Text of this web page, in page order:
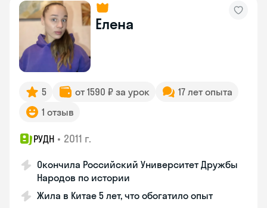
Елена
5 от 1590 ₽ за урок
17 лет опыта
1 отзыв
РУДН • 2011 г.
Окончила Российский Университет Дружбы
Народов по истории
Жила в Китае 5 лет, что обогатило опыт